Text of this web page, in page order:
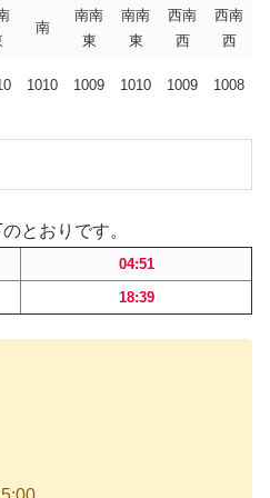
南
南南
東
南南
東
西南
西
西南
西
1010 1009 1010 1009 1008
とおりです。
04:51
18:39